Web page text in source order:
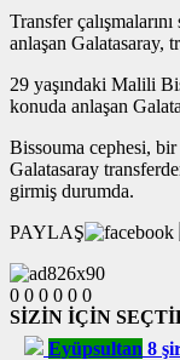
Transfer
anlaşan Galatasaray,
29 yaşındaki Malili
konuda anlaşan
Bissouma cephesi,
Galatasaray
girmiş durumda.
PAYLAŞ
0 0 0 0 0 0
SİZİN İÇİN
Eyüpsultan 8